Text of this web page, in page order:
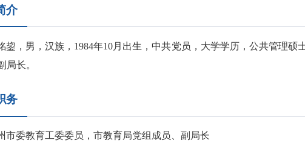
介
鋆，男，汉族，1984年10月出生，中共党员，大学学历，公共管理
局长。
务
市委教育工委委员，市教育局党组成员、副局长